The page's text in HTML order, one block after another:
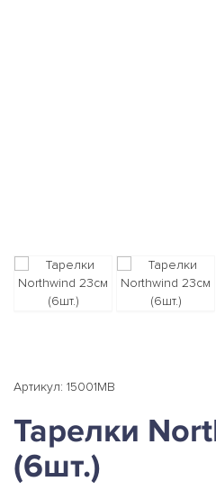
Артикул: 15001MB
Тарелки
(6шт.)